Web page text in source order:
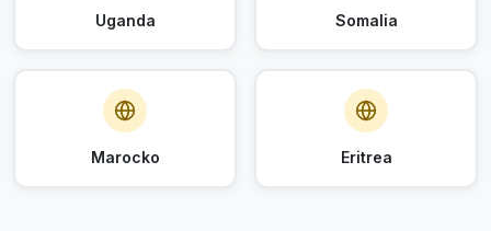
Uganda Somalia
Marocko Eritrea